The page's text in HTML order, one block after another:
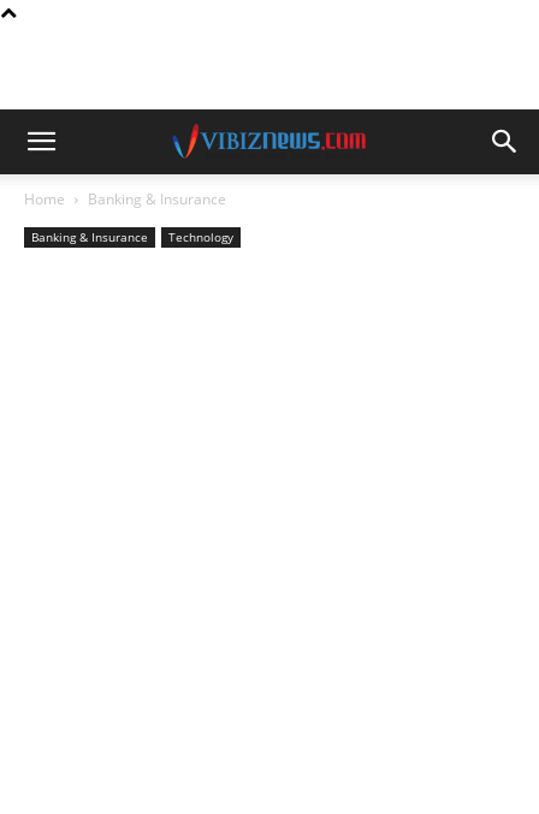
Home Banking & Insurance
Banking & Insurance Technology